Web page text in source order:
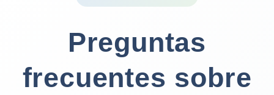
Preguntas
frecuentes sobre